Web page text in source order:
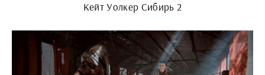
Кейт Уолкер Сибирь 2